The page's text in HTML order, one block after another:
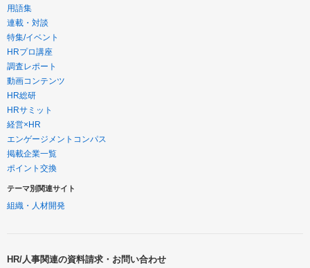
用語集
連載・対談
特集/イベント
HRプロ講座
調査レポート
動画コンテンツ
HR総研
HRサミット
経営×HR
エンゲージメントコンパス
掲載企業一覧
ポイント交換
テーマ別関連サイト
組織・人材開発
HR/人事関連の資料請求・お問い合わせ